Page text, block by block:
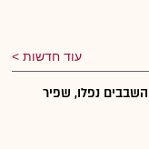
עוד חדשות
נפלו, שפיר